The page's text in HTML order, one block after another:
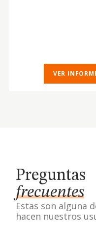
VER
Preguntas
frecuentes
Estas son alguna
hacen nuestros